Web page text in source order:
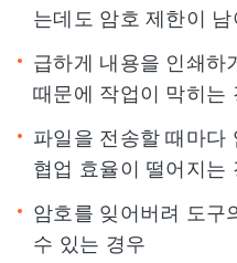
는데도 암호 제한이
급하게 내용을 인쇄하
때문에 작업이 막히는
파일을 전송할 때마다
협업 효율이 떨어지는
암호를 잊어버려 도구
수 있는 경우